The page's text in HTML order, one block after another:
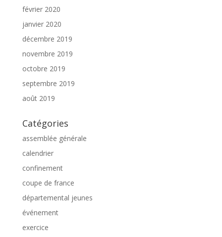
février 2020
janvier 2020
décembre 2019
novembre 2019
octobre 2019
septembre 2019
août 2019
Catégories
assemblée générale
calendrier
confinement
coupe de france
départemental jeunes
événement
exercice